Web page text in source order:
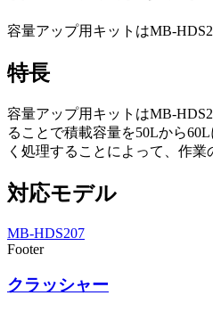
容量アップ用キットはMB-
特長
容量アップ用キットはMB-
ることで積載容量を50Lから
く処理することによって、作業
対応モデル
MB-HDS207
Footer
クラッシャー